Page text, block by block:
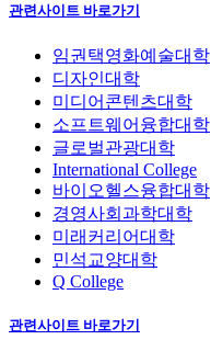
관련사이트 바로가기
임권택영화예술대학
디자인대학
미디어콘텐츠대학
소프트웨어융합대학
글로벌관광대학
International College
바이오헬스융합대학
경영사회과학대학
미래커리어대학
민석교양대학
Q College
관련사이트 바로가기